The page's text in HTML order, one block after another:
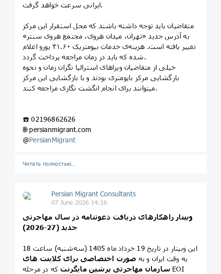
ایرانی سرعت خواهد گرفت.
متقاضیان باید توجه داشته باشند که محل استقرار این مرکز
به آدرس جدید «تهران، میدان هروی، مجتمع هروی سنتر»
تغییر یافته است. هزینه‌ی خدمات بیومتریک ۴۱.۶۰ یورو اعلام
شده که باید در زمان مراجعه پرداخت گردد.
خیلی از متقاضیان ویزاهای استرالیا نگران زمان و نحوه
بازگشایی مرکز بایومتری بودند و با بازگشایی این مرکز
میتوانند برای انجام انگشت نگاری مراجعه کنند.
☎️ 02196862626
🌐 persianmigrant.com
@PersianMigrant
Читать полностью…
Persian Migrant Consultants
07 June 2026 14:16
وبینار راهکارهای دریافت دعوتنامه در سال مهاجرتی
جدید (27-2026)
این وبینار در تاریخ 19 خرداد ماه 1405 (سه‌شنبه) ساعت 18
به وقت ایران و به صورت اختصاصی برای کلاینت های
سازمان مهاجرتی پرشین مایگرنتکه در مرحله EOI